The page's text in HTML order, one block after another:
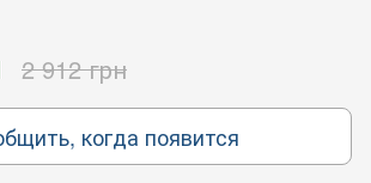
2 912 грн
когда появится